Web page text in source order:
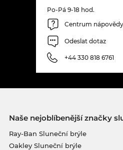
Po-Pá 9-18 hod.
Centrum nápovědy
Odeslat dotaz
+44 330 818 6761
Naše nejoblíbenější značky
Ray-Ban Sluneční brýle
Oakley Sluneční brýle